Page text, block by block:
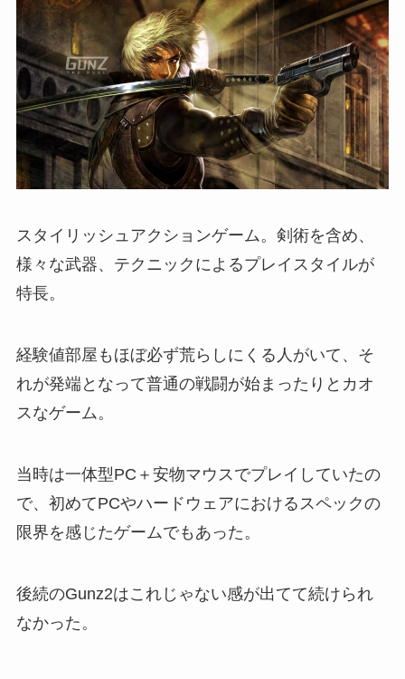
スタイリッシュアクションゲーム。剣術を含め、
様々な武器、テクニックによるプレイスタイルが
特長。
経験値部屋もほぼ必ず荒らしにくる人がいて、そ
れが発端となって普通の戦闘が始まったりとカオ
スなゲーム。
当時は一体型PC＋安物マウスでプレイしていたの
で、初めてPCやハードウェアにおけるスペックの
限界を感じたゲームでもあった。
後続のGunz2はこれじゃない感が出てて続けられ
なかった。